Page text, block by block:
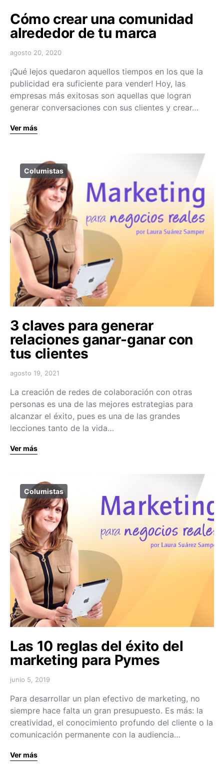
Cómo crear una comunidad
alrededor de tu marca
agosto 20, 2020
¡Qué lejos quedaron aquellos tiempos en los que la
publicidad era suficiente para vender! Hoy, las
empresas más exitosas son aquellas que logran
generar conversaciones con sus clientes y crear…
Ver más
Columistas
3 claves para generar
relaciones ganar-ganar con
tus clientes
agosto 19, 2021
La creación de redes de colaboración con otras
personas es una de las mejores estrategias para
alcanzar el éxito, pues es una de las grandes
lecciones tanto de la vida…
Ver más
Columistas
Las 10 reglas del éxito del
marketing para Pymes
junio 5, 2019
Para desarrollar un plan efectivo de marketing, no
siempre hace falta un gran presupuesto. Es más: la
creatividad, el conocimiento profundo del cliente o la
comunicación permanente con la audiencia…
Ver más